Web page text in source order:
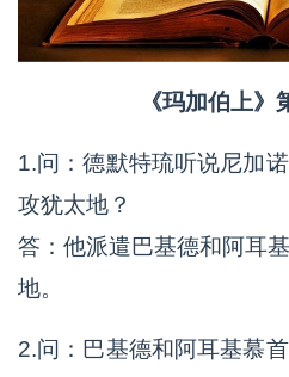
《玛加伯上》
1.问：德默特琉听说尼加
攻犹太地？
答：他派遣巴基德和阿耳
地。
2.问：巴基德和阿耳基慕